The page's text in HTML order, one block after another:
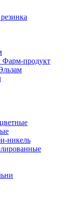
Фарм-продукт
никель